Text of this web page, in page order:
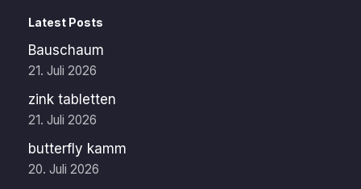
Latest Posts
Bauschaum
21. Juli 2026
zink tabletten
21. Juli 2026
butterfly kamm
20. Juli 2026